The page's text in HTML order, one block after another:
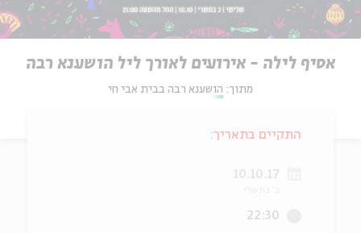
אסיף לילה - אירועים לאורך ליל הושענא רבה
מתוך: הושענא רבה בבית אבי חי
התקיים בתאריך:
10.10.17
22:30